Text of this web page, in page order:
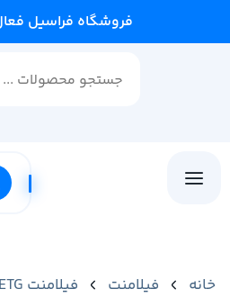
فروشگا
خانه فیلامنت فیلامنت PETG